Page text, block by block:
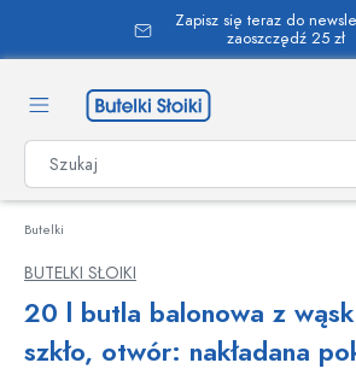
zawartości
Zapisz się teraz do
zaoszczędź 25 zł
Butelki
BUTELKI SŁOIKI
20 l butla balonowa z
szkło, otwór: nakładana